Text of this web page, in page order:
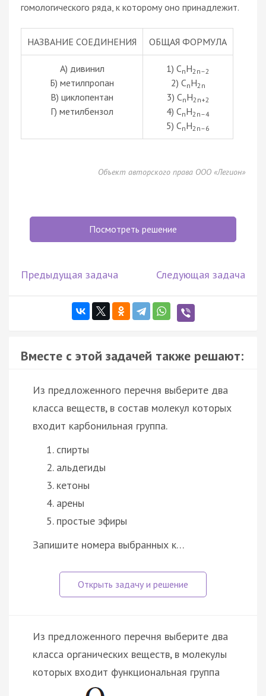
гомологического ряда, к которому оно принадлежит.
НАЗВАНИЕ СОЕДИНЕНИЯ ОБЩАЯ ФОРМУЛА
А) дивинил
Б) метилпропан
В) циклопентан
Г) метилбензол
1) CnH2n–2
2) CnH2n
3) CnH2n+2
4) CnH2n–4
5) CnH2n–6
Объект авторского права ООО «Легион»
Посмотреть решение
Предыдущая задача Следующая задача
Вместе с этой задачей также решают:
Из предложенного перечня выберите два
класса веществ, в состав молекул которых
входит карбонильная группа.
спирты
альдегиды
кетоны
арены
простые эфиры
Запишите номера выбранных к…
Из предложенного перечня выберите два
класса органических веществ, в молекулы
которых входит функциональная группа